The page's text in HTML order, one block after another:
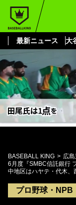
最新ニュース 大
BASEBALL KING 広
6月度『SMBC信託銀行
中地区はハヤテ・代木
プロ野球・NPB